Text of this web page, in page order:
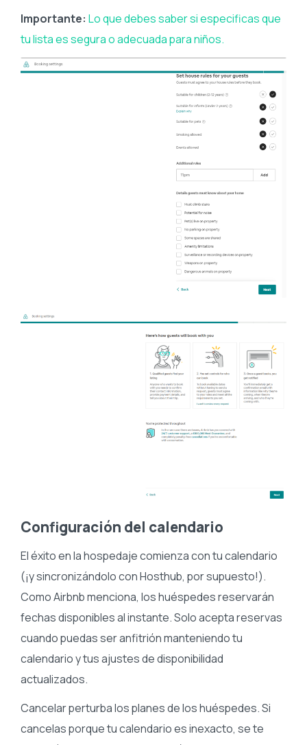
Importante: Lo que debes saber si especificas que
tu lista es segura o adecuada para niños.
Configuración del calendario
El éxito en la hospedaje comienza con tu calendario
(¡y sincronizándolo con Hosthub, por supuesto!).
Como Airbnb menciona, los huéspedes reservarán
fechas disponibles al instante. Solo acepta reservas
cuando puedas ser anfitrión manteniendo tu
calendario y tus ajustes de disponibilidad
actualizados.
Cancelar perturba los planes de los huéspedes. Si
cancelas porque tu calendario es inexacto, se te